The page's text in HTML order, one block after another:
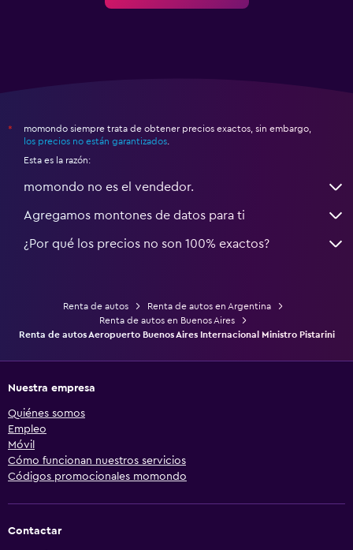
*
momondo siempre trata de obtener precios exactos, sin embargo,
los precios no están garantizados.
Esta es la razón:
momondo no es el vendedor.
Agregamos montones de datos para ti
¿Por qué los precios no son 100% exactos?
Renta de autos
Renta de autos en Argentina
Renta de autos en Buenos Aires
Renta de autos Aeropuerto Buenos Aires Internacional Ministro Pistarini
Nuestra empresa
Quiénes somos
Empleo
Móvil
Cómo funcionan nuestros servicios
Códigos promocionales momondo
Contactar